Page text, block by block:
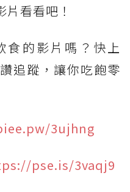
看看吧！
食的影片嗎？快上
追蹤，讓你吃飽零
3ujhng
pse.is/3vaqj9